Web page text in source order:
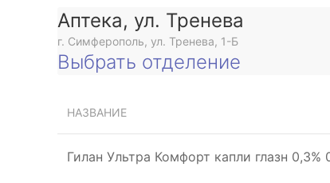
Аптека, ул. Тренева
г. Симферополь, ул. Тренева, 1-Б
Выбрать отделение
НАЗВАНИЕ
Гилан Ультра Комфорт капли глазн